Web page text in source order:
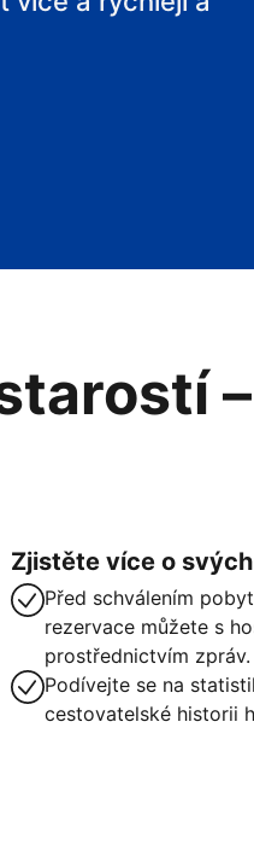
Zjistěte více o
Před schválením
rezervace můžete s
prostřednictvím zpráv.
Podívejte se na
cestovatelské historii